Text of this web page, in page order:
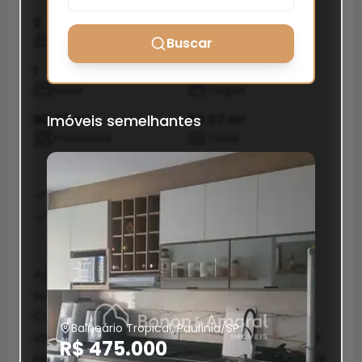
Buscar
Imóveis semelhantes
Balneário Tropical, Paulínia/SP
R$ 475.000
2
Banheiros
80,07 m² 80,07 m²
Area Servico
Churrasqueira
Apartamento com 3 dormitórios, sendo 1
suíte, garantindo praticidade e elegância.
Conta com vista livre e uma charmosa
sacada gourmet com churrasqueira, perfeita